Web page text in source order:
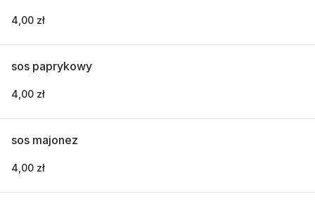
4,00 zł
sos paprykowy
4,00 zł
sos majonez
4,00 zł